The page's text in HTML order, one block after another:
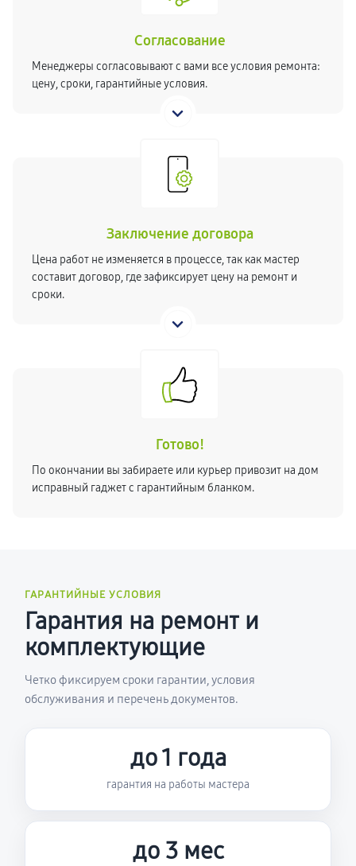
Согласование
Менеджеры согласовывают с вами все условия ремонта:
цену, сроки, гарантийные условия.
Заключение договора
Цена работ не изменяется в процессе, так как мастер
составит договор, где зафиксирует цену на ремонт и
сроки.
Готово!
По окончании вы забираете или курьер привозит на дом
исправный гаджет с гарантийным бланком.
ГАРАНТИЙНЫЕ УСЛОВИЯ
Гарантия на ремонт и
комплектующие
Четко фиксируем сроки гарантии, условия
обслуживания и перечень документов.
до 1 года
гарантия на работы мастера
до 3 мес